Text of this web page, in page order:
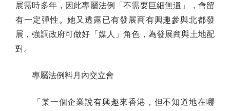
展需時多年，因此專屬法例「不需要巨細無遺」，會留
有一定彈性。她又透露已有發展商有興趣參與北都發
展，強調政府可做好「媒人」角色，為發展商與土地配
對。
專屬法例料月內交立會
「某一個企業說有興趣來香港，但不知道地在哪